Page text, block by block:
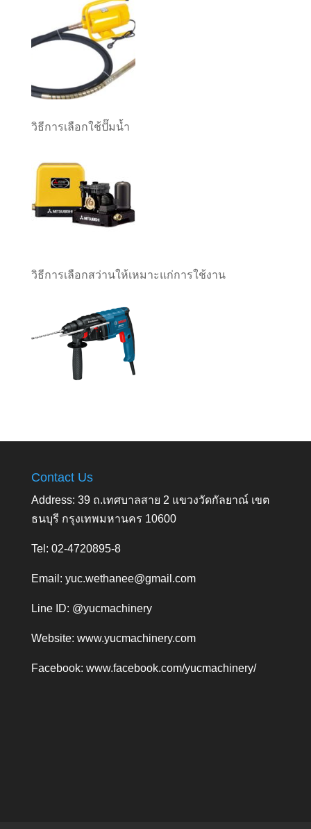
วิธีการเลือกใช้ปั๊มน้ำ
วิธีการเลือกสว่านให้เหมาะแก่การใช้งาน
Contact Us
Address: 39 ถ.เทศบาลสาย 2 แขวงวัดกัลยาณ์ เขต
ธนบุรี กรุงเทพมหานคร 10600
Tel: 02-4720895-8
Email: yuc.wethanee@gmail.com
Line ID: @yucmachinery
Website: www.yucmachinery.com
Facebook: www.facebook.com/yucmachinery/